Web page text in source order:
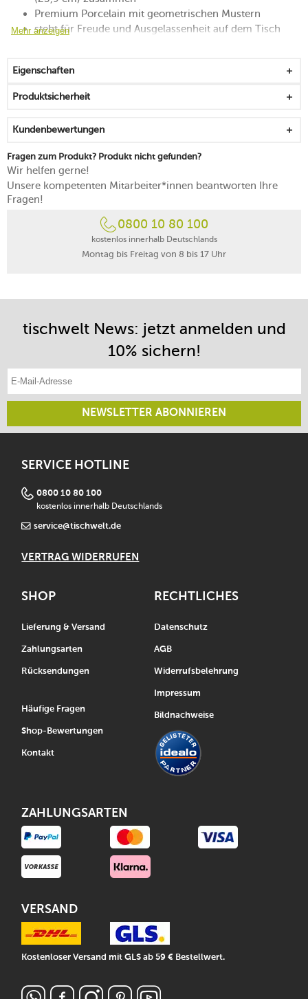
Premium Porcelain mit geometrischen Mustern
steht für Freude und Ausgelassenheit auf dem Tisch
ist ein in sich geschlossenes Kunstwerk, das in der 360°
Betrachtung immer neu interpretiert werden kann
lässt sich individuell und modular zusammensetzen
mikrowellengeeignet
spülmaschinenfest
Made in Germany
Mehr anzeigen
Eigenschaften
Produktsicherheit
Kundenbewertungen
Fragen zum Produkt? Produkt nicht gefunden?
Wir helfen gerne!
Unsere kompetenten Mitarbeiter*innen beantworten Ihre
Fragen!
0800 10 80 100
kostenlos innerhalb Deutschlands
Montag bis Freitag von 8 bis 17 Uhr
tischwelt News: jetzt anmelden und
10% sichern!
NEWSLETTER ABONNIEREN
SERVICE HOTLINE
0800 10 80 100
kostenlos innerhalb Deutschlands
service@tischwelt.de
VERTRAG WIDERRUFEN
SHOP
Lieferung & Versand
Zahlungsarten
Rücksendungen
Häufige Fragen
Shop-Bewertungen
Kontakt
RECHTLICHES
Datenschutz
AGB
Widerrufsbelehrung
Impressum
Bildnachweise
ZAHLUNGSARTEN
VERSAND
Kostenloser Versand mit GLS ab 59 € Bestellwert.